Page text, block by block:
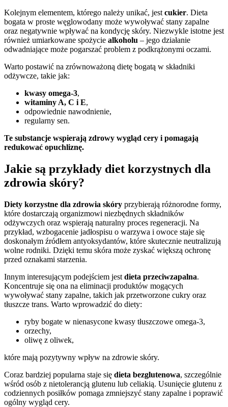
Kolejnym elementem, którego należy unikać, jest cukier. Dieta
bogata w proste węglowodany może wywoływać stany zapalne
oraz negatywnie wpływać na kondycję skóry. Niezwykle istotne jest
również umiarkowane spożycie alkoholu – jego działanie
odwadniające może pogarszać problem z podkrążonymi oczami.
Warto postawić na zrównoważoną dietę bogatą w składniki
odżywcze, takie jak:
kwasy omega-3,
witaminy A, C i E,
odpowiednie nawodnienie,
regularny sen.
Te substancje wspierają zdrowy wygląd cery i pomagają
redukować opuchliznę.
Jakie są przykłady diet korzystnych dla
zdrowia skóry?
Diety korzystne dla zdrowia skóry przybierają różnorodne formy,
które dostarczają organizmowi niezbędnych składników
odżywczych oraz wspierają naturalny proces regeneracji. Na
przykład, wzbogacenie jadłospisu o warzywa i owoce staje się
doskonałym źródłem antyoksydantów, które skutecznie neutralizują
wolne rodniki. Dzięki temu skóra może zyskać większą ochronę
przed oznakami starzenia.
Innym interesującym podejściem jest dieta przeciwzapalna.
Koncentruje się ona na eliminacji produktów mogących
wywoływać stany zapalne, takich jak przetworzone cukry oraz
tłuszcze trans. Warto wprowadzić do diety:
ryby bogate w nienasycone kwasy tłuszczowe omega-3,
orzechy,
oliwę z oliwek,
które mają pozytywny wpływ na zdrowie skóry.
Coraz bardziej popularna staje się dieta bezglutenowa, szczególnie
wśród osób z nietolerancją glutenu lub celiakią. Usunięcie glutenu z
codziennych posiłków pomaga zmniejszyć stany zapalne i poprawić
ogólny wygląd cery.